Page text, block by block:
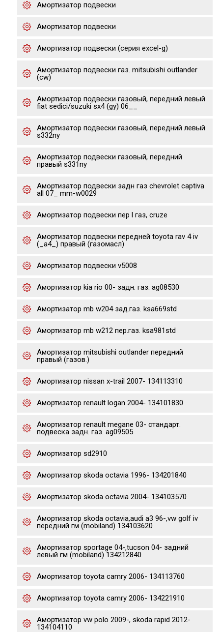
Амортизатор подвески
Амортизатор подвески
Амортизатор подвески (серия excel-g)
Амортизатор подвески газ. mitsubishi outlander
(cw)
Амортизатор подвески газовый, передний левый
fiat sedici/suzuki sx4 (gy) 06__
Амортизатор подвески газовый, передний левый
s332ny
Амортизатор подвески газовый, передний
правый s331ny
Амортизатор подвески задн газ chevrolet captiva
all 07_ mm-w0029
Амортизатор подвески пер l газ, cruze
Амортизатор подвески передней toyota rav 4 iv
(_a4_) правый (газомасл)
Амортизатор подвески v5008
Амортизатор kia rio 00- задн. газ. ag08530
Амортизатор mb w204 зад.газ. ksa669std
Амортизатор mb w212 пер.газ. ksa981std
Амортизатор mitsubishi outlander передний
правый (газов.)
Амортизатор nissan x-trail 2007- 134113310
Амортизатор renault logan 2004- 134101830
Амортизатор renault megane 03- стандарт.
подвеска задн. газ. ag09505
Амортизатор sd2910
Амортизатор skoda octavia 1996- 134201840
Амортизатор skoda octavia 2004- 134103570
Амортизатор skoda octavia,audi a3 96-,vw golf iv
передний гм (mobiland) 134103620
Амортизатор sportage 04-,tucson 04- задний
левый гм (mobiland) 134212840
Амортизатор toyota camry 2006- 134113760
Амортизатор toyota camry 2006- 134221910
Амортизатор vw polo 2009-, skoda rapid 2012-
134104110